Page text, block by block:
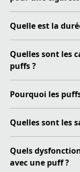
Quelle est la
Quelles sont les
puffs ?
Pourquoi les
Quelles sont les
Quels
avec une puff ?